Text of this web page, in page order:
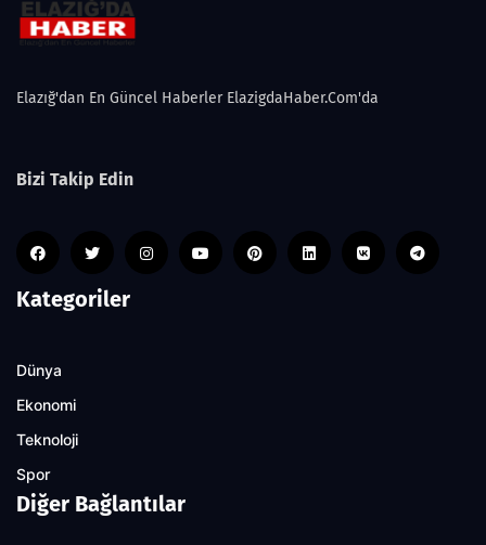
Elazığ'dan En Güncel Haberler ElazigdaHaber.Com'da
Bizi Takip Edin
Kategoriler
Dünya
Ekonomi
Teknoloji
Spor
Diğer Bağlantılar